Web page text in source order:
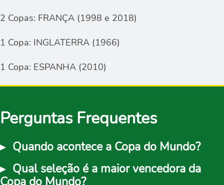
2 Copas: FRANÇA (1998 e 2018)
1 Copa: INGLATERRA (1966)
1 Copa: ESPANHA (2010)
Perguntas Frequentes
Quando acontece a Copa do Mundo?
A Copa do Mundo é disputada de 4 em 4 anos, sendo
Qual seleção é a maior vencedora da
Copa do Mundo?